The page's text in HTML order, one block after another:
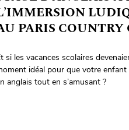
PARIS COUNTRY
si les vacances scolaires
idéal pour que votre enfant
anglais tout en s’amusant ?